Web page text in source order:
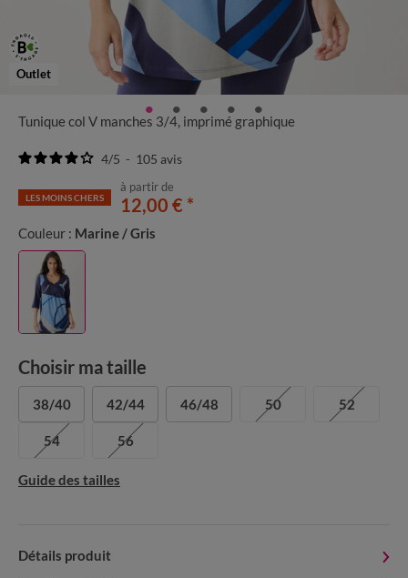
Outlet
Tunique col V manches 3/4, imprimé graphique
4/5 - 105 avis
à partir de
12,00 € *
LES MOINS CHERS
Couleur : Marine / Gris
Choisir ma taille
38/40 42/44 46/48 50 52
54 56
Guide des tailles
Détails produit